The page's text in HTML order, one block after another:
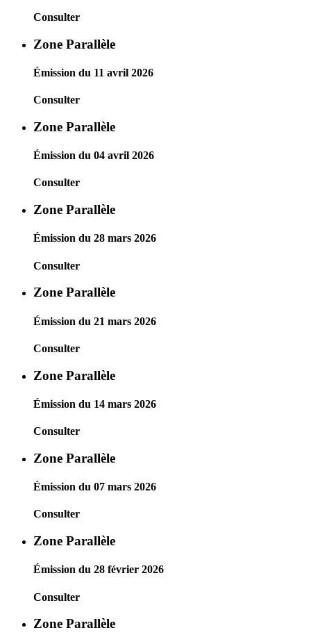
Consulter
Zone Parallèle
Émission du 11 avril 2026
Consulter
Zone Parallèle
Émission du 04 avril 2026
Consulter
Zone Parallèle
Émission du 28 mars 2026
Consulter
Zone Parallèle
Émission du 21 mars 2026
Consulter
Zone Parallèle
Émission du 14 mars 2026
Consulter
Zone Parallèle
Émission du 07 mars 2026
Consulter
Zone Parallèle
Émission du 28 février 2026
Consulter
Zone Parallèle